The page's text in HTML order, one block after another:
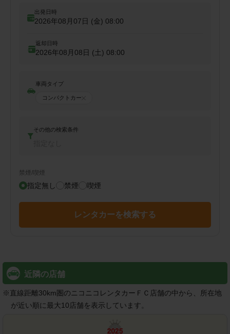
出発日時
2026年08月07日 (金) 08:00
返却日時
2026年08月08日 (土) 08:00
車両タイプ
コンパクトカー
その他の検索条件
禁煙/喫煙
指定無し 禁煙 喫煙
レンタカーを検索する
近隣の店舗
※直線距離30km圏のニコニコレンタカーＦＣ店舗の中から、所在地
が近い順に最大10店舗を表示しています。